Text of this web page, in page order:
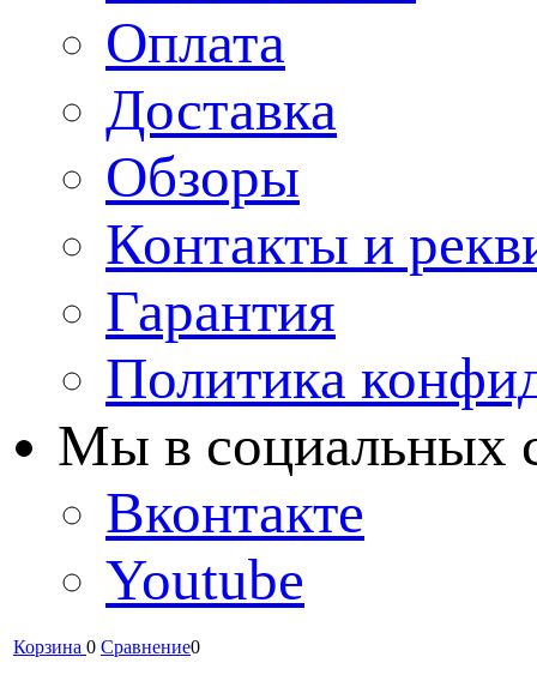
Оплата
Доставка
Обзоры
Контакты и
Гарантия
Политика
Мы в cоциальных
Вконтакте
Youtube
Корзина 0 Сравнение0